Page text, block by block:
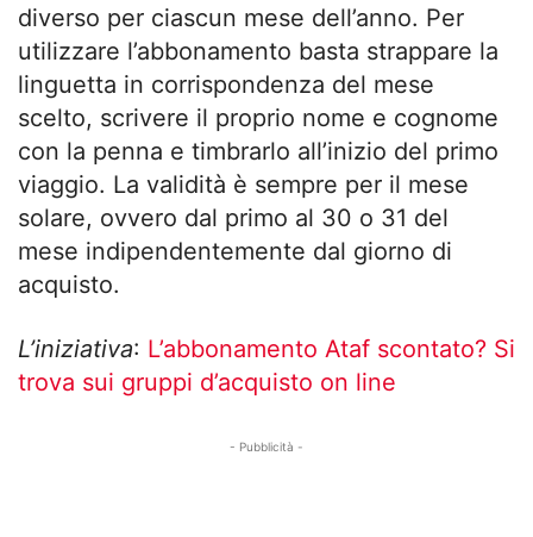
diverso per ciascun mese dell’anno. Per
utilizzare l’abbonamento basta strappare la
linguetta in corrispondenza del mese
scelto, scrivere il proprio nome e cognome
con la penna e timbrarlo all’inizio del primo
viaggio. La validità è sempre per il mese
solare, ovvero dal primo al 30 o 31 del
mese indipendentemente dal giorno di
acquisto.
L’iniziativa: L’abbonamento Ataf scontato? Si
trova sui gruppi d’acquisto on line
- Pubblicità -